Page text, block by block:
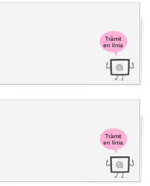
Tràmit
en línia
Tràmit
en línia